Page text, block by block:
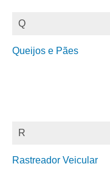
Q
Queijos e Pães
R
Rastreador Veicular